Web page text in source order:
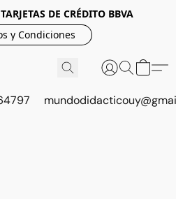
DE CRÉDITO BBVA
y Condiciones